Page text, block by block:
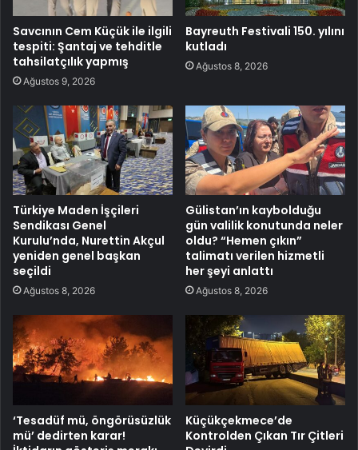
Savcının Cem Küçük ile ilgili
tespiti: Şantaj ve tehditle
tahsilatçılık yapmış
Ağustos 9, 2026
Bayreuth Festivali 150. yılını
kutladı
Ağustos 8, 2026
Türkiye Maden İşçileri
Sendikası Genel
Kurulu’nda, Nurettin Akçul
yeniden genel başkan
seçildi
Ağustos 8, 2026
Gülistan’ın kaybolduğu
gün valilik konutunda neler
oldu? “Hemen çıkın”
talimatı verilen hizmetli
her şeyi anlattı
Ağustos 8, 2026
‘Tesadüf mü, öngörüsüzlük
mü’ dedirten karar!
Küçükçekmece’de
Kontrolden Çıkan Tır Çitleri